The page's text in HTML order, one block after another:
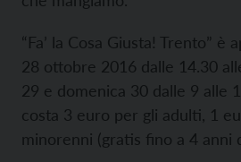
“Fa’ la Cosa Giusta! Trento” è
28 ottobre 2016 dalle 14.30
29 e domenica 30 dalle 9 alle
costa 3 euro per gli adulti, 1
minorenni (gratis fino a 4 anni